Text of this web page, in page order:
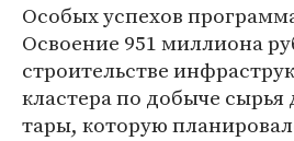
Особых успехов
Освоение 951 миллиона
строительстве
кластера по добыче сырья
тары, которую